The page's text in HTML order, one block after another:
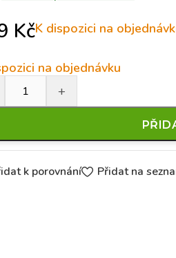
KčK dispozici na
na objednávku
k porovnání Přidat na